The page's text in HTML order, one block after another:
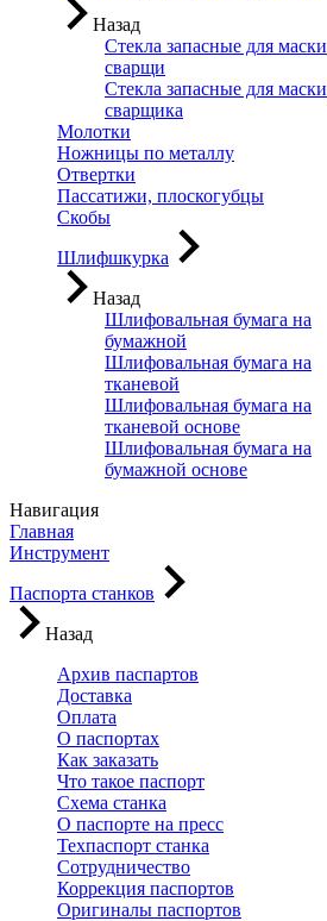
Назад
Стекла запасные для маски
сварщи
Стекла запасные для маски
сварщика
Молотки
Ножницы по металлу
Отвертки
Пассатижи, плоскогубцы
Скобы
Шлифшкурка
Назад
Шлифовальная бумага на
бумажной
Шлифовальная бумага на
тканевой
Шлифовальная бумага на
тканевой основе
Шлифовальная бумага на
бумажной основе
Навигация
Главная
Инструмент
Паспорта станков
Назад
Архив паспартов
Доставка
Оплата
О паспортах
Как заказать
Что такое паспорт
Схема станка
О паспорте на пресс
Техпаспорт станка
Сотрудничество
Коррекция паспортов
Оригиналы паспортов